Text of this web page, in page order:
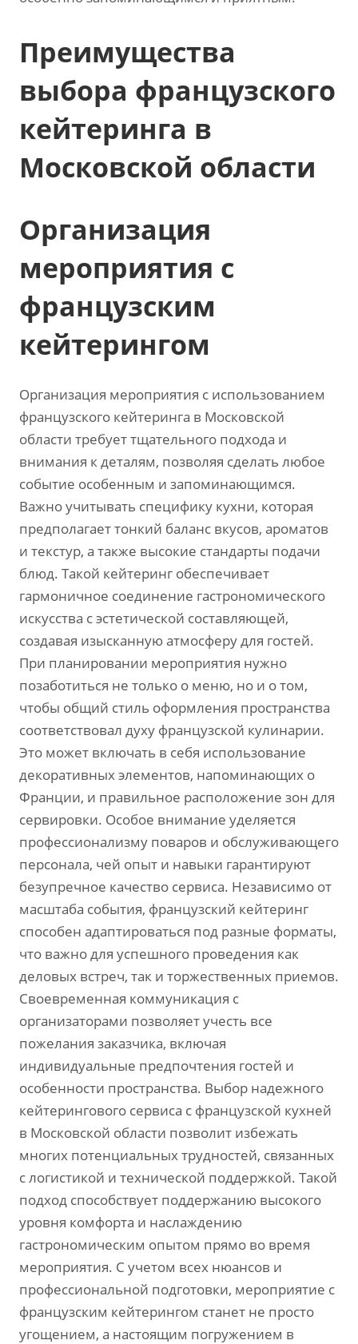
Преимущества
выбора французского
кейтеринга в
Московской области
Организация
мероприятия с
французским
кейтерингом
Организация мероприятия с использованием
французского кейтеринга в Московской
области требует тщательного подхода и
внимания к деталям, позволяя сделать любое
событие особенным и запоминающимся.
Важно учитывать специфику кухни, которая
предполагает тонкий баланс вкусов, ароматов
и текстур, а также высокие стандарты подачи
блюд. Такой кейтеринг обеспечивает
гармоничное соединение гастрономического
искусства с эстетической составляющей,
создавая изысканную атмосферу для гостей.
При планировании мероприятия нужно
позаботиться не только о меню, но и о том,
чтобы общий стиль оформления пространства
соответствовал духу французской кулинарии.
Это может включать в себя использование
декоративных элементов, напоминающих о
Франции, и правильное расположение зон для
сервировки. Особое внимание уделяется
профессионализму поваров и обслуживающего
персонала, чей опыт и навыки гарантируют
безупречное качество сервиса. Независимо от
масштаба события, французский кейтеринг
способен адаптироваться под разные форматы,
что важно для успешного проведения как
деловых встреч, так и торжественных приемов.
Своевременная коммуникация с
организаторами позволяет учесть все
пожелания заказчика, включая
индивидуальные предпочтения гостей и
особенности пространства. Выбор надежного
кейтерингового сервиса с французской кухней
в Московской области позволит избежать
многих потенциальных трудностей, связанных
с логистикой и технической поддержкой. Такой
подход способствует поддержанию высокого
уровня комфорта и наслаждению
гастрономическим опытом прямо во время
мероприятия. С учетом всех нюансов и
профессиональной подготовки, мероприятие с
французским кейтерингом станет не просто
угощением, а настоящим погружением в